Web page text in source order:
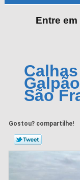
Entre
São
Gostou? compartilhe!